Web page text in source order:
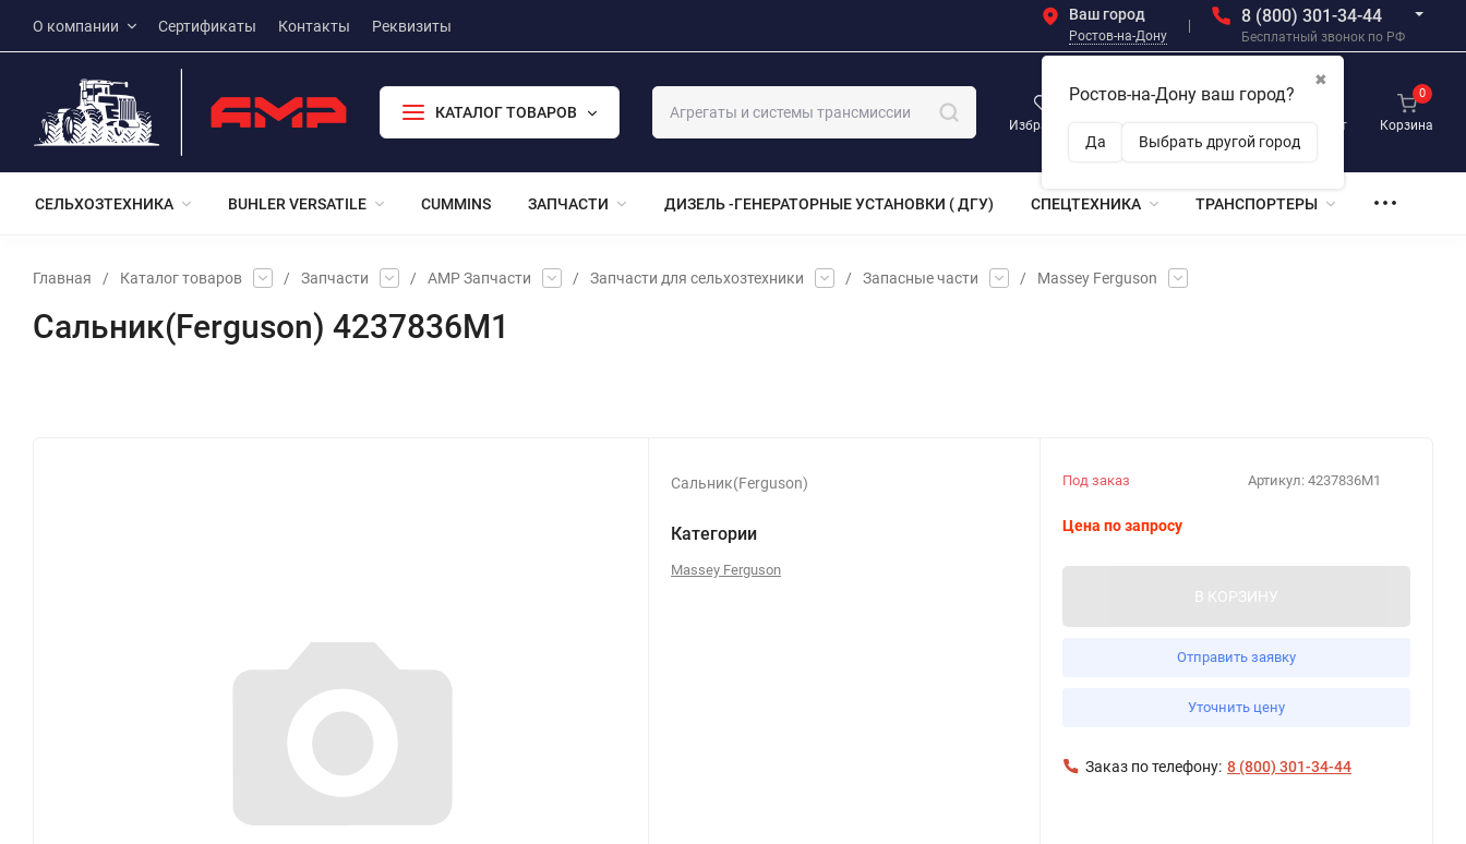
О компании Сертификаты Контакты Реквизиты
Ваш город
Ростов-на-Дону
✖
Ростов-на-Дону ваш город?
Да Выбрать другой город
8 (800) 301-34-44
Бесплатный звонок по РФ
КАТАЛОГ ТОВАРОВ
Избранное
0
Личный кабинет Корзина
0
СЕЛЬХОЗТЕХНИКА BUHLER VERSATILE CUMMINS ЗАПЧАСТИ ДИЗЕЛЬ -ГЕНЕРАТОРНЫЕ УСТАНОВКИ ( ДГУ) СПЕЦТЕХНИКА ТРАНСПОРТЕРЫ
Главная / Каталог товаров / Запчасти / АМР Запчасти / Запчасти для сельхозтехники / Запасные части / Massey Ferguson
Сальник(Ferguson) 4237836M1
Сальник(Ferguson)
Категории
Massey Ferguson
Артикул: 4237836M1
Под заказ
Цена по запросу
В КОРЗИНУ
Отправить заявку
Уточнить цену
Заказ по телефону: 8 (800) 301-34-44